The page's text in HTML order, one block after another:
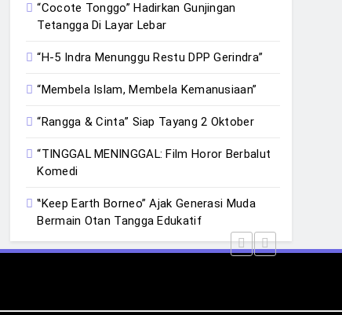
“Cocote Tonggo” Hadirkan Gunjingan
Tetangga Di Layar Lebar
“H-5 Indra Menunggu Restu DPP Gerindra”
“Membela Islam, Membela Kemanusiaan”
“Rangga & Cinta” Siap Tayang 2 Oktober
“TINGGAL MENINGGAL: Film Horor Berbalut
Komedi
‟Keep Earth Borneo” Ajak Generasi Muda
Bermain Otan Tangga Edukatif